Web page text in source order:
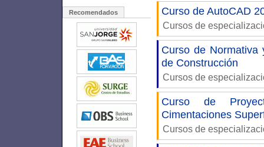
Recomendados Curso de AutoCAD
Cursos de
Curso de Normativa
de Construcción
Cursos de
Curso de
Cimentaciones
Cursos de